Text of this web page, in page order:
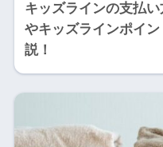
キッズラインの支払
やキッズラインポイ
説！